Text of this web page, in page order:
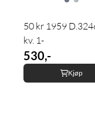
50 kr 1959
kv. 1-
530,-
Kjøp